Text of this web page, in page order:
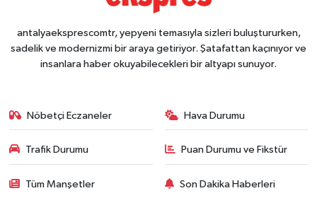
antalyaeksprescomtr, yepyeni temasıyla sizleri buluştururken,
sadelik ve modernizmi bir araya getiriyor. Şatafattan kaçınıyor ve
insanlara haber okuyabilecekleri bir altyapı sunuyor.
Nöbetçi Eczaneler Hava Durumu
Trafik Durumu Puan Durumu ve Fikstür
Tüm Manşetler Son Dakika Haberleri